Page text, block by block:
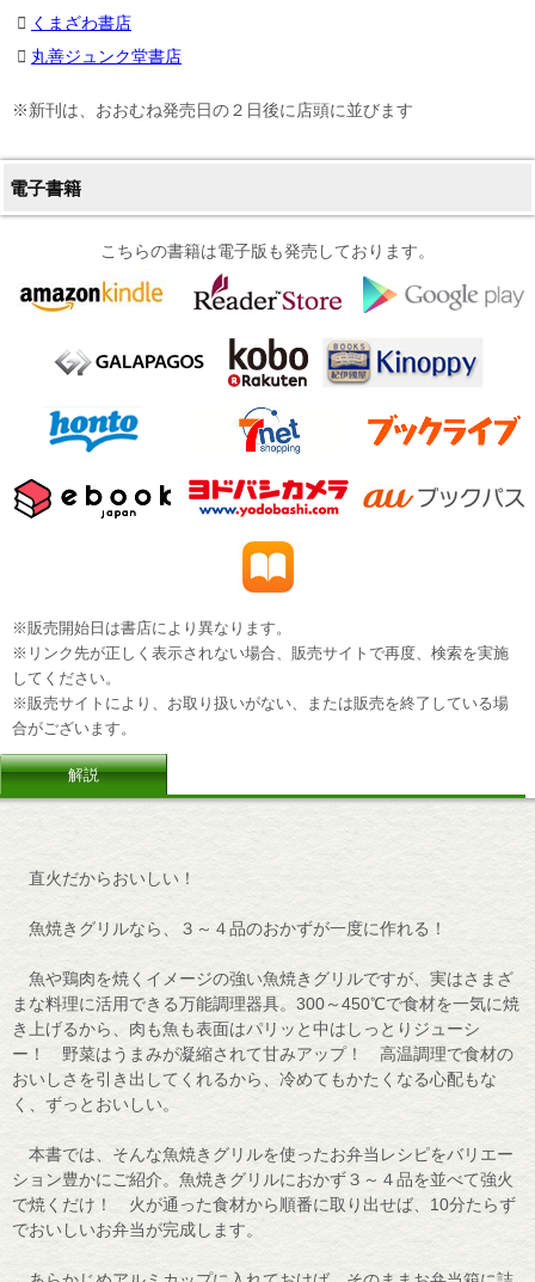
くまざわ書店
丸善ジュンク堂書店
※新刊は、おおむね発売日の２日後に店頭に並びます
電子書籍
こちらの書籍は電子版も発売しております。
※販売開始日は書店により異なります。
※リンク先が正しく表示されない場合、販売サイトで再度、検索を実施
してください。
※販売サイトにより、お取り扱いがない、または販売を終了している場
合がございます。
解説
直火だからおいしい！
魚焼きグリルなら、３～４品のおかずが一度に作れる！
魚や鶏肉を焼くイメージの強い魚焼きグリルですが、実はさまざ
まな料理に活用できる万能調理器具。300～450℃で食材を一気に焼
き上げるから、肉も魚も表面はパリッと中はしっとりジューシ
ー！ 野菜はうまみが凝縮されて甘みアップ！ 高温調理で食材の
おいしさを引き出してくれるから、冷めてもかたくなる心配もな
く、ずっとおいしい。
本書では、そんな魚焼きグリルを使ったお弁当レシピをバリエー
ション豊かにご紹介。魚焼きグリルにおかず３～４品を並べて強火
で焼くだけ！ 火が通った食材から順番に取り出せば、10分たらず
でおいしいお弁当が完成します。